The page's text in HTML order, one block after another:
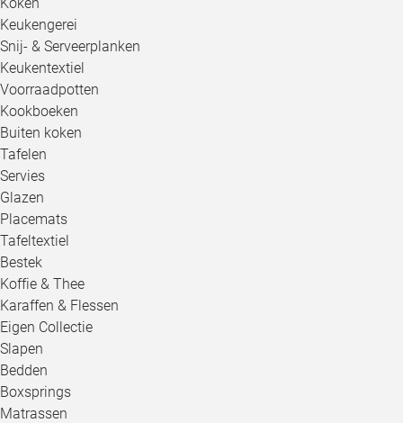
Keukengerei
Snij- & Serveerplanken
Keukentextiel
Voorraadpotten
Kookboeken
Buiten koken
Tafelen
Servies
Glazen
Placemats
Tafeltextiel
Bestek
Koffie & Thee
Karaffen & Flessen
Eigen Collectie
Slapen
Bedden
Boxsprings
Matrassen